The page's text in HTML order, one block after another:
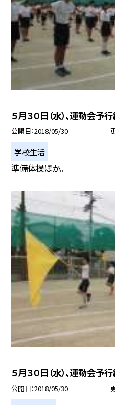
５月３０日（水）、運動会予
公開日 2018/05/30
学校生活
準備体操ほか。
５月３０日（水）、運動会予
公開日 2018/05/30